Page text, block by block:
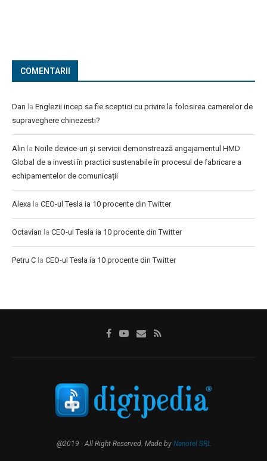
COMENTARII
Dan la Englezii incep sa fie sceptici cu privire la folosirea camerelor de
supraveghere chinezesti?
Alin la Noile device-uri și servicii demonstrează angajamentul HMD
Global de a investi în practici sustenabile în procesul de fabricare a
echipamentelor de comunicații
Alexa la CEO-ul Tesla ia 10 procente din Twitter
Octavian la CEO-ul Tesla ia 10 procente din Twitter
Petru C la CEO-ul Tesla ia 10 procente din Twitter
@2019 - All Right Reserved. Made by Nanotel SRL